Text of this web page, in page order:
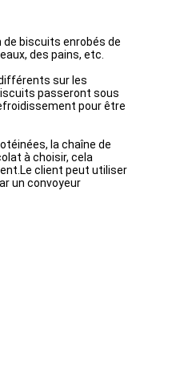
biscuits enrobés de
des pains, etc.
sur les
passeront sous
pour être
la chaîne de
à choisir, cela
client peut utiliser
un convoyeur